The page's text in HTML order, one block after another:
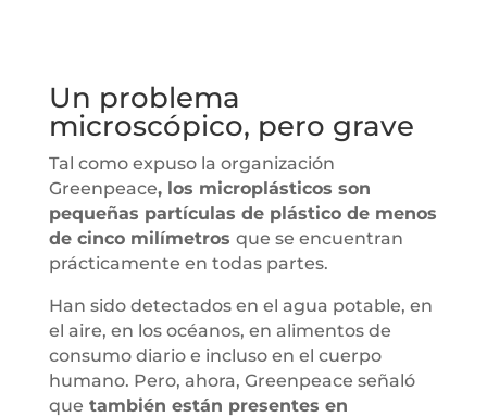
Un problema
microscópico, pero grave
Tal como expuso la organización
Greenpeace, los microplásticos son
pequeñas partículas de plástico de menos
de cinco milímetros que se encuentran
prácticamente en todas partes.
Han sido detectados en el agua potable, en
el aire, en los océanos, en alimentos de
consumo diario e incluso en el cuerpo
humano. Pero, ahora, Greenpeace señaló
que también están presentes en